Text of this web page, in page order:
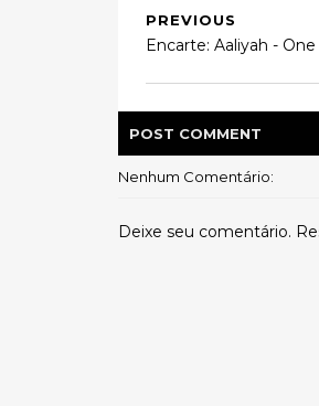
PREVIOUS
Encarte: Aaliyah -
POST COMMENT
Nenhum Comentário:
Deixe seu comentário.